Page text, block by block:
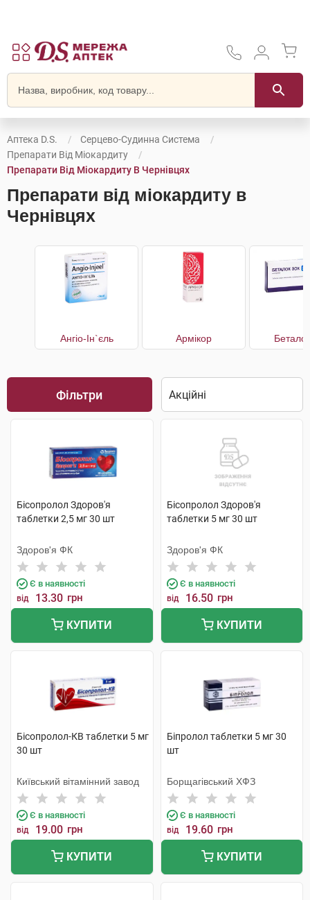
Аптека D.S.
Серцево-Судинна Система
Препарати Від Міокардиту
Препарати Від Міокардиту В Чернівцях
Препарати від міокардиту в
Чернівцях
Ангіо-Ін`єль Армікор
Фільтри
Бісопролол Здоров'я
таблетки 2,5 мг 30 шт
Здоров'я ФК
Є в наявності
від 13.30 грн
КУПИТИ
Бісопролол Здоров'я
таблетки 5 мг 30 шт
Здоров'я ФК
Є в наявності
від 16.50 грн
КУПИТИ
Бісопролол-КВ таблетки 5 мг
30 шт
Київський вітамінний завод
Є в наявності
від 19.00 грн
КУПИТИ
Біпролол таблетки 5 мг 30
шт
Борщагівський ХФЗ
Є в наявності
від 19.60 грн
КУПИТИ